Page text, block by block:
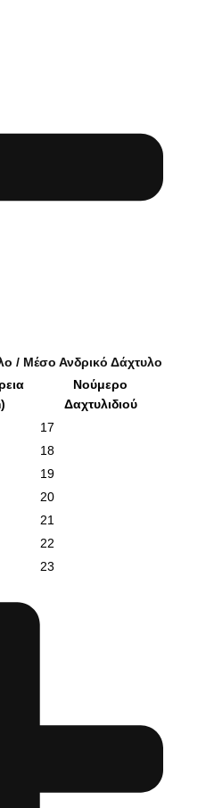
/ Μέσο Ανδρικό Δάχτυλο
Νούμερο
Δαχτυλιδιού
17
18
19
20
21
22
23